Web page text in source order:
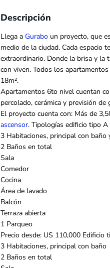
Descripción
Llega a Gurabo un proyecto, que
medio de la ciudad. Cada espacio
extraordinario. Donde la brisa y la
con viven. Todos los
18m².
Apartamentos 6to nivel cuentan
percolado, cerámica y previsión
El proyecto cuenta con: Más de
ascensor. Tipologías edificio tipo
3 Habitaciones, principal con baño
2 Baños en total
Sala
Comedor
Cocina
Área de lavado
Balcón
Terraza abierta
1 Parqueo
Precio desde: US 110,000 Edificio
3 Habitaciones, principal con baño
2 Baños en total